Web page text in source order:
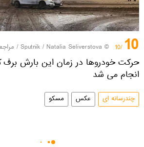
10
/10
© Sputnik / Natalia Seliverstova
/
حرکت خودروها در زمان این بارش
انجام می شد
چندرسانه ای عکس مسکو